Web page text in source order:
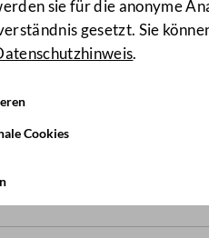
sie für die anonyme
gesetzt. Sie
.
Cookies